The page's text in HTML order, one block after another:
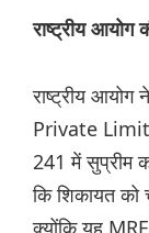
राष्ट्रीय आयोग
राष्ट्रीय
Private
241 में सुप्रीम
कि शिकायत को